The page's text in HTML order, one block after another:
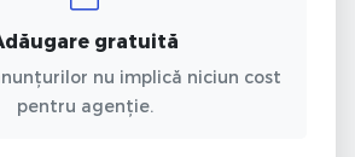
gratuită
nu implică niciun cost
pentru agenție.